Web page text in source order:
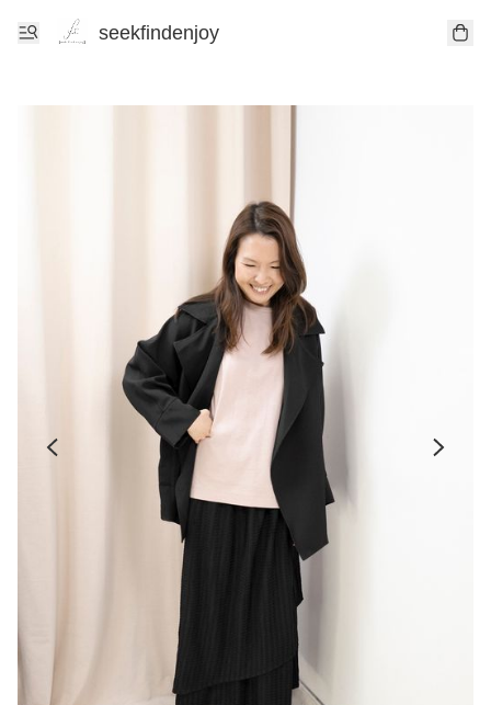
seekfindenjoy